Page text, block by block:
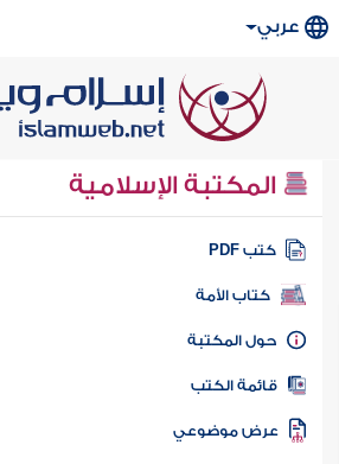
عربي
المكتبة الإسلامية
كتب PDF
كتاب الأمة
المكتبة
الكتب